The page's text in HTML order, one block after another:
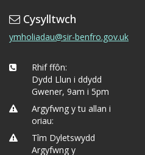
Cysylltwch
ymholiadau@sir-benfro.gov.uk
Rhif ffôn:
Dydd Llun i ddydd
Gwener, 9am i 5pm
Argyfwng y tu allan i
oriau:
Tîm Dyletswydd
Argyfwng y